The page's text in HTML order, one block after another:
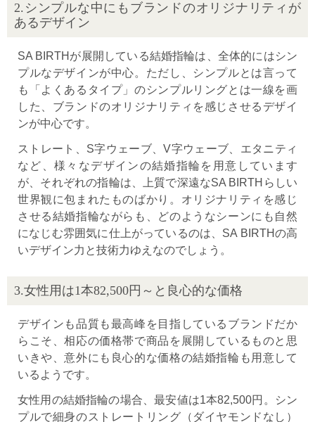
2.シンプルな中にもブランドのオリジナリティが
あるデザイン
SA BIRTHが展開している結婚指輪は、全体的にはシン
プルなデザインが中心。ただし、シンプルとは言って
も「よくあるタイプ」のシンプルリングとは一線を画
した、ブランドのオリジナリティを感じさせるデザイ
ンが中心です。
ストレート、S字ウェーブ、V字ウェーブ、エタニティ
など、様々なデザインの結婚指輪を用意しています
が、それぞれの指輪は、上質で深遠なSA BIRTHらしい
世界観に包まれたものばかり。オリジナリティを感じ
させる結婚指輪ながらも、どのようなシーンにも自然
になじむ雰囲気に仕上がっているのは、SA BIRTHの高
いデザイン力と技術力ゆえなのでしょう。
3.女性用は1本82,500円～と良心的な価格
デザインも品質も最高峰を目指しているブランドだか
らこそ、相応の価格帯で商品を展開しているものと思
いきや、意外にも良心的な価格の結婚指輪も用意して
いるようです。
女性用の結婚指輪の場合、最安値は1本82,500円。シン
プルで細身のストレートリング（ダイヤモンドなし）